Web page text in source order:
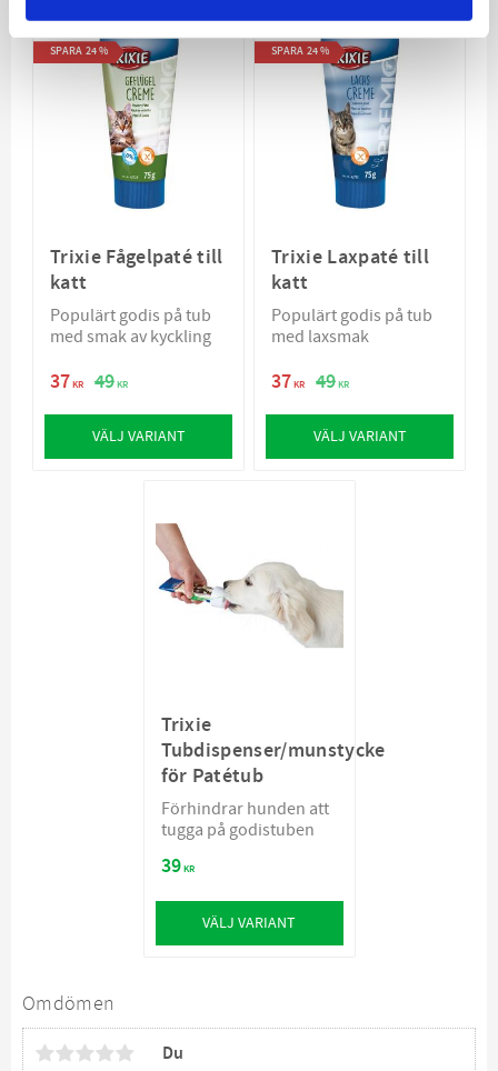
Omdömen
Du
Trixie Fågelpaté till
katt
Populärt godis på tub
med smak av kyckling
37KR 49KR
SPARA 24%
VÄLJ VARIANT
Trixie Laxpaté till
katt
Populärt godis på tub
med laxsmak
37KR 49KR
SPARA 24%
VÄLJ VARIANT
Trixie
Tubdispenser/munstycke
för Patétub
Förhindrar hunden att
tugga på godistuben
39KR
VÄLJ VARIANT